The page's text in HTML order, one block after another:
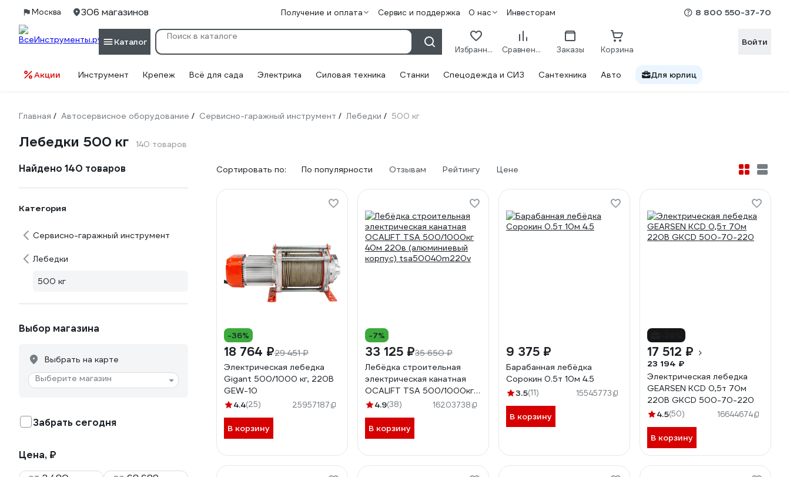
Москва 306 магазинов Получение и оплата Сервис и поддержка О нас Инвесторам 8 800 550-37-70
Каталог
Избранное Сравнение Заказы Корзина
Войти
Акции Инструмент Крепеж Всё для сада Электрика Силовая техника Станки Спецодежда и СИЗ Сантехника Авто Для юрлиц
Главная / Автосервисное оборудование / Сервисно-гаражный инструмент / Лебедки / 500 кг
Лебедки 500 кг 140 товаров
Найдено 140 товаров
Категория
Сервисно-гаражный инструмент
Лебедки
500 кг
Выбор магазина
Выбрать на карте
Выберите магазин
Забрать сегодня
Цена, ₽
Сортировать по: По популярности Отзывам Рейтингу Цене
-36%
18 764 ₽29 451 ₽
Электрическая лебедка
Gigant 500/1000 кг, 220B
GEW-10
4.4(25) 25957187
В корзину
-7%
33 125 ₽35 650 ₽
Лебёдка строительная
электрическая канатная
OCALIFT TSA 500/1000кг
40м 220в (алюминиевый
4.9(38) 16203738
В корзину
9 375 ₽
Барабанная лебёдка
Сорокин 0.5т 10м 4.5
3.5(11) 15545773
В корзину
17 512 ₽
23 194 ₽
Электрическая лебедка
GEARSEN KCD 0,5т 70м
220В GKCD 500-70-220
4.5(50) 16644674
В корзину